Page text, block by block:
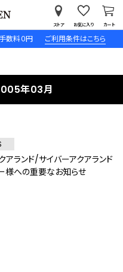
数料０円 ご利用条件はこちら
ストア お気に入り カート
年03月
アランド/サイバーアクアランド
様への重要なお知らせ